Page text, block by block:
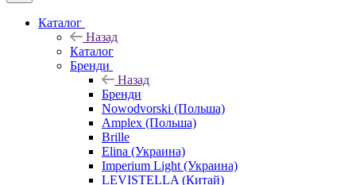
Каталог
Назад
Каталог
Бренди
Назад
Бренди
Nowodvorski (Польша)
Amplex (Польша)
Brille
Elina (Украина)
Imperium Light (Украина)
LEVISTELLA (Китай)